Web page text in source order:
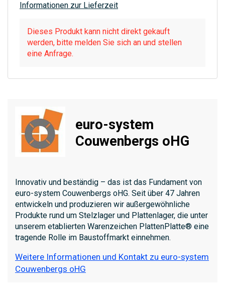
Informationen zur Lieferzeit
Dieses Produkt kann nicht direkt gekauft
werden, bitte melden Sie sich an und stellen
eine Anfrage.
euro-system
Couwenbergs oHG
Innovativ und beständig – das ist das Fundament von
euro-system Couwenbergs oHG. Seit über 47 Jahren
entwickeln und produzieren wir außergewöhnliche
Produkte rund um Stelzlager und Plattenlager, die unter
unserem etablierten Warenzeichen PlattenPlatte® eine
tragende Rolle im Baustoffmarkt einnehmen.
Weitere Informationen und Kontakt zu euro-system
Couwenbergs oHG